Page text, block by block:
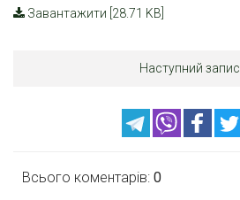
Завантажити [28.71 KB]
Наступний запис
Всього коментарів: 0